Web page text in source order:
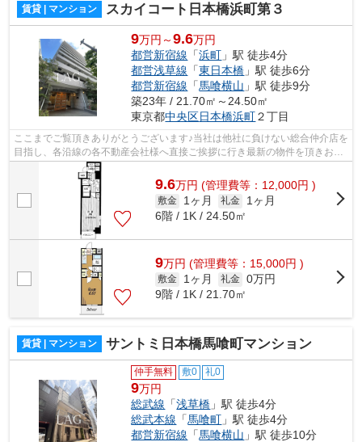
賃貸 | マンション スカイコート日本橋浜町第３
9万円～9.6万円
都営新宿線 「浜町 」駅 徒歩4分
都営浅草線 「東日本橋 」駅 徒歩6分
都営新宿線 「馬喰横山 」駅 徒歩9分
築23年 / 21.70㎡～24.50㎡
東京都中央区日本橋浜町２丁目
ここまでご覧頂きありがとうございます♪当社は他社に負けない総合仲介店を
目指し、各沿線の各不動産会社様へ直接ご挨拶に行き最新の物件を頂きお客
様へ提供しております！最新の情報は...
9.6万円 (管理費等：12,000円 )
敷金 1ヶ月 礼金
1ヶ月
6階 / 1K / 24.50㎡
9万円 (管理費等：15,000円 )
敷金 1ヶ月 礼金 0万円
9階 / 1K / 21.70㎡
賃貸 | マンション サントミ日本橋馬喰町マンション
仲手無料 敷0 礼0
9万円
総武線 「浅草橋 」駅 徒歩4分
総武本線 「馬喰町 」駅 徒歩4分
都営新宿線 「馬喰横山 」駅 徒歩10分